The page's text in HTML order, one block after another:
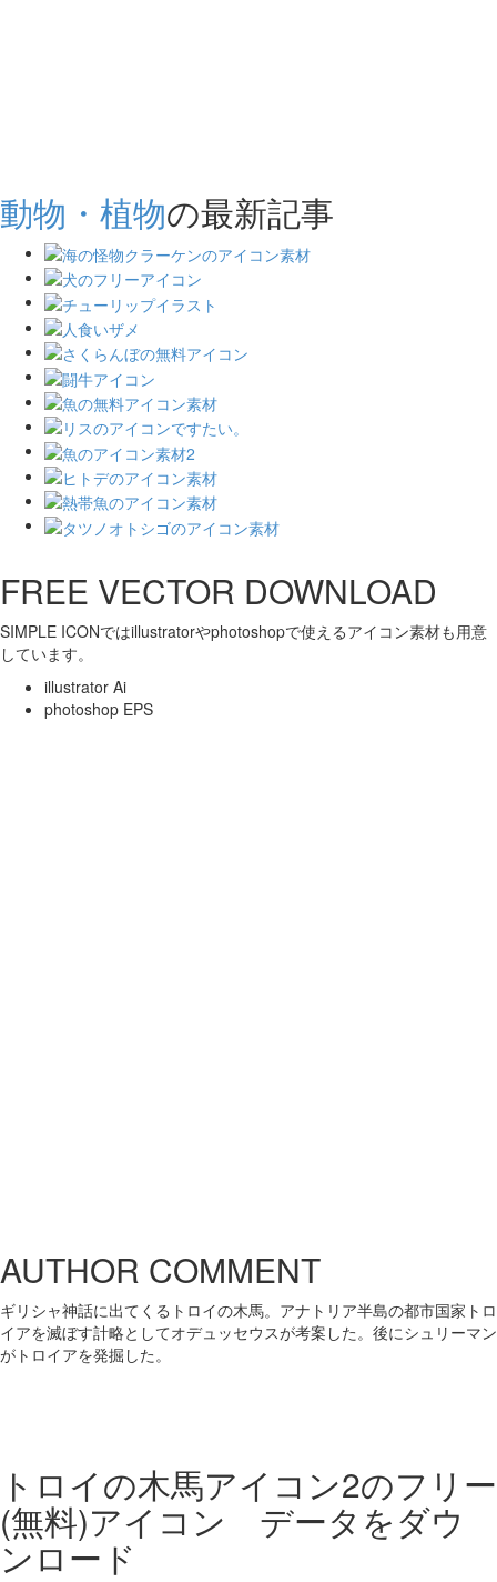
動物・植物の最新記事
FREE VECTOR DOWNLOAD
SIMPLE ICONではillustratorやphotoshopで使えるアイコン素材も用意
しています。
illustrator Ai
photoshop EPS
AUTHOR COMMENT
ギリシャ神話に出てくるトロイの木馬。アナトリア半島の都市国家トロ
イアを滅ぼす計略としてオデュッセウスが考案した。後にシュリーマン
がトロイアを発掘した。
トロイの木馬アイコン2のフリー
(無料)アイコン データをダウ
ンロード